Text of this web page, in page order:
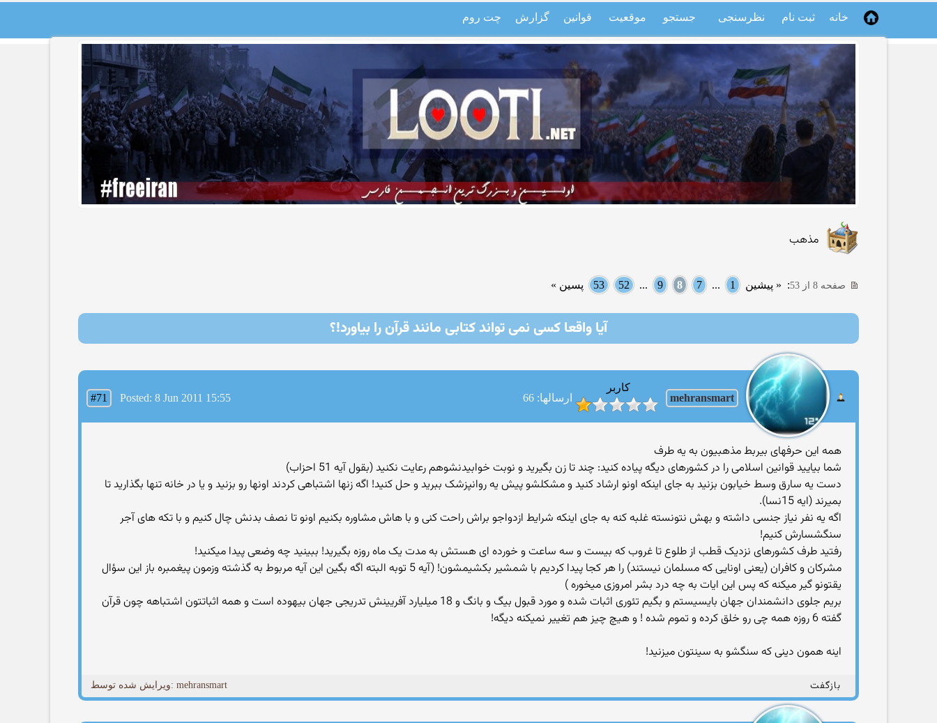
خانه ثبت نام نظرسنجی جستجو موقعیت قوانین گزارش چت روم
مذهب
صفحه 8 از 53 : « پیشین 1
...
7
8
9
...
52
53 پسین »
آیا واقعا كسی نمی تواند کتابی مانند قرآن را بیاورد!؟
mehransmart
کاربر
ارسالها: 66
#71 Posted: 8 Jun 2011 15:55
همه این حرفهای بیربط مذهبیون به یه طرف
شما بیایید قوانین اسلامی را در کشورهای دیگه پیاده کنید: چند تا زن بگیرید و نوبت خوابیدنشوهم رعایت نکنید (بقول آیه 51 احزاب)
دست یه سارق وسط خیابون بزنید به جای اینکه اونو ارشاد کنید و مشکلشو پیش یه روانپزشک ببرید و حل کنید! اگه زنها اشتباهی کردند اونها رو بزنید و یا در خانه تنها بگذارید تا
بمیرند (ایه 15نسا).
اگه یه نفر نیاز جنسی داشته و بهش نتونسته غلبه کنه به جای اینکه شرایط ازدواجو براش راحت کنی و با هاش مشاوره بکنیم اونو تا نصف بدنش چال کنیم و با تکه های آجر
سنگشسارش کنیم!
رفتید طرف کشورهای نزدیک قطب از طلوع تا غروب که بیست و سه ساعت و خورده ای هستش به مدت یک ماه روزه بگیرید! ببینید چه وضعی پیدا میکنید!
مشرکان و کافران (یعنی اونایی که مسلمان نیستند) را هر کجا پیدا کردیم با شمشیر بکشیمشون! (آیه 5 توبه البته اگه بگین این آیه مربوط به گذشته وزمون پیغمبره باز این سؤال
یقتونو گیر میکنه که پس این ایات به چه درد بشر امروزی میخوره )
بریم جلوی دانشمندان جهان بایسیستم و بگیم تئوری اثبات شده و مورد قبول بیگ و بانگ و 18 میلیارد آفریینش تدریجی جهان بیهوده است و همه اثباتتون اشتباهه چون قرآن
گفته 6 روزه همه چی رو خلق کرده و تموم شده ! و هیچ چیز هم تغییر نمیکنه دیگه!
اینه همون دینی که سنگشو به سینتون میزنید!
بازگفت ویرایش شده توسط: mehransmart